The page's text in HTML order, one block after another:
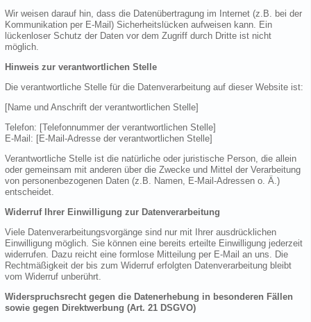
Wir weisen darauf hin, dass die Datenübertragung im Internet (z.B. bei der
Kommunikation per E-Mail) Sicherheitslücken aufweisen kann. Ein
lückenloser Schutz der Daten vor dem Zugriff durch Dritte ist nicht
möglich.
Hinweis zur verantwortlichen Stelle
Die verantwortliche Stelle für die Datenverarbeitung auf dieser Website ist:
[Name und Anschrift der verantwortlichen Stelle]
Telefon: [Telefonnummer der verantwortlichen Stelle]
E-Mail: [E-Mail-Adresse der verantwortlichen Stelle]
Verantwortliche Stelle ist die natürliche oder juristische Person, die allein
oder gemeinsam mit anderen über die Zwecke und Mittel der Verarbeitung
von personenbezogenen Daten (z.B. Namen, E-Mail-Adressen o. Ä.)
entscheidet.
Widerruf Ihrer Einwilligung zur Datenverarbeitung
Viele Datenverarbeitungsvorgänge sind nur mit Ihrer ausdrücklichen
Einwilligung möglich. Sie können eine bereits erteilte Einwilligung jederzeit
widerrufen. Dazu reicht eine formlose Mitteilung per E-Mail an uns. Die
Rechtmäßigkeit der bis zum Widerruf erfolgten Datenverarbeitung bleibt
vom Widerruf unberührt.
Widerspruchsrecht gegen die Datenerhebung in besonderen Fällen
sowie gegen Direktwerbung (Art. 21 DSGVO)